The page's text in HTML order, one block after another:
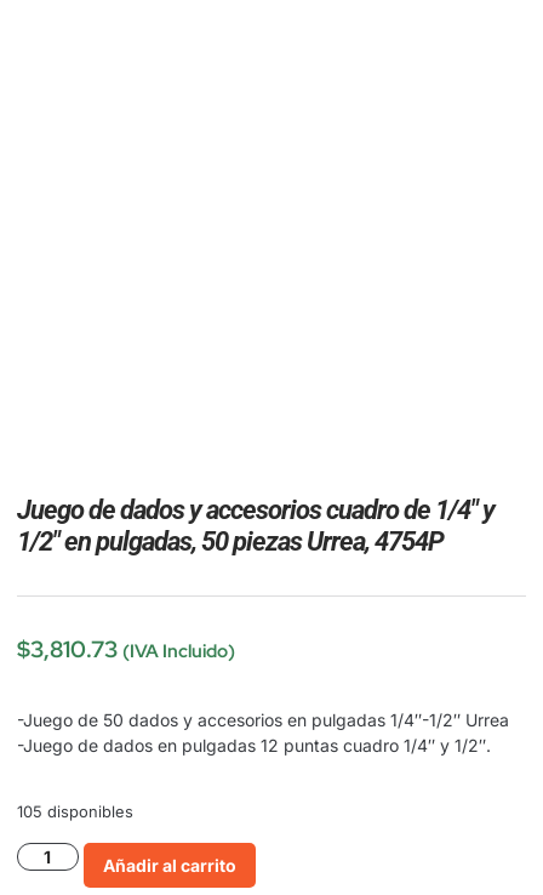
Juego de dados y accesorios cuadro de 1/4″ y
1/2″ en pulgadas, 50 piezas Urrea, 4754P
$3,810.73 (IVA Incluido)
-Juego de 50 dados y accesorios en pulgadas 1/4″-1/2″ Urrea
-Juego de dados en pulgadas 12 puntas cuadro 1/4″ y 1/2″.
105 disponibles
Añadir al carrito